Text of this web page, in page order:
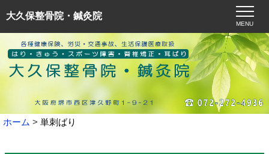
大久保整骨院・鍼灸院
MENU
ホーム 単刺ばり